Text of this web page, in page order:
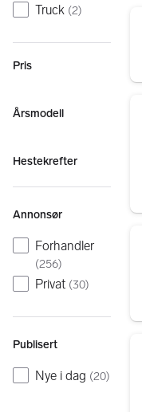
Truck (2)
Pris
Årsmodell
Hestekrefter
Annonsør
Forhandler
(256)
Privat (30)
Publisert
Nye i dag (20)